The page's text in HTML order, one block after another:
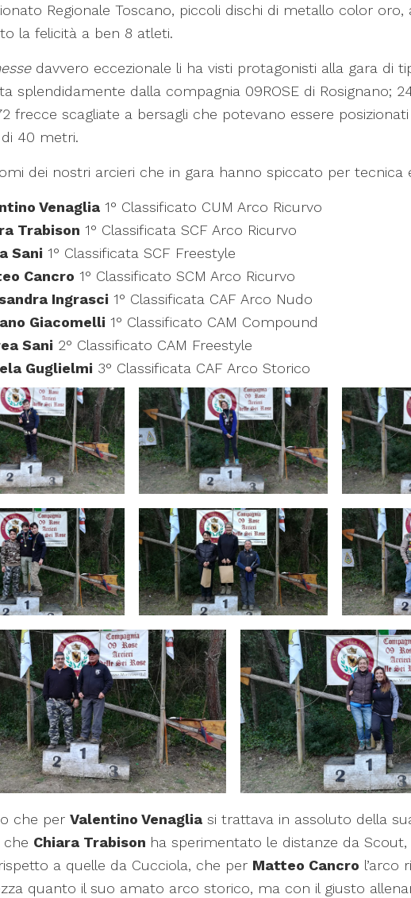
Regionale Toscano, piccoli dischi di metallo color
la felicità a ben 8 atleti.
davvero eccezionale li ha visti protagonisti alla gara di
splendidamente dalla compagnia 09ROSE di Rosignano;
frecce scagliate a bersagli che potevano essere
40 metri.
dei nostri arcieri che in gara hanno spiccato per tecnica
Venaglia 1° Classificato CUM Arco Ricurvo
Trabison 1° Classificata SCF Arco Ricurvo
Sani 1° Classificata SCF Freestyle
Cancro 1° Classificato SCM Arco Ricurvo
Ingrasci 1° Classificata CAF Arco Nudo
Giacomelli 1° Classificato CAM Compound
Sani 2° Classificato CAM Freestyle
Guglielmi 3° Classificata CAF Arco Storico
che per Valentino Venaglia si trattava in assoluto della
che Chiara Trabison ha sperimentato le distanze da
a quelle da Cucciola, che per Matteo Cancro l’arco
quanto il suo amato arco storico, ma con il giusto